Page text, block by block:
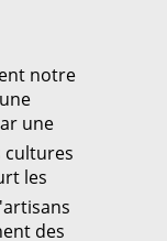
notre
une
cultures
les
des